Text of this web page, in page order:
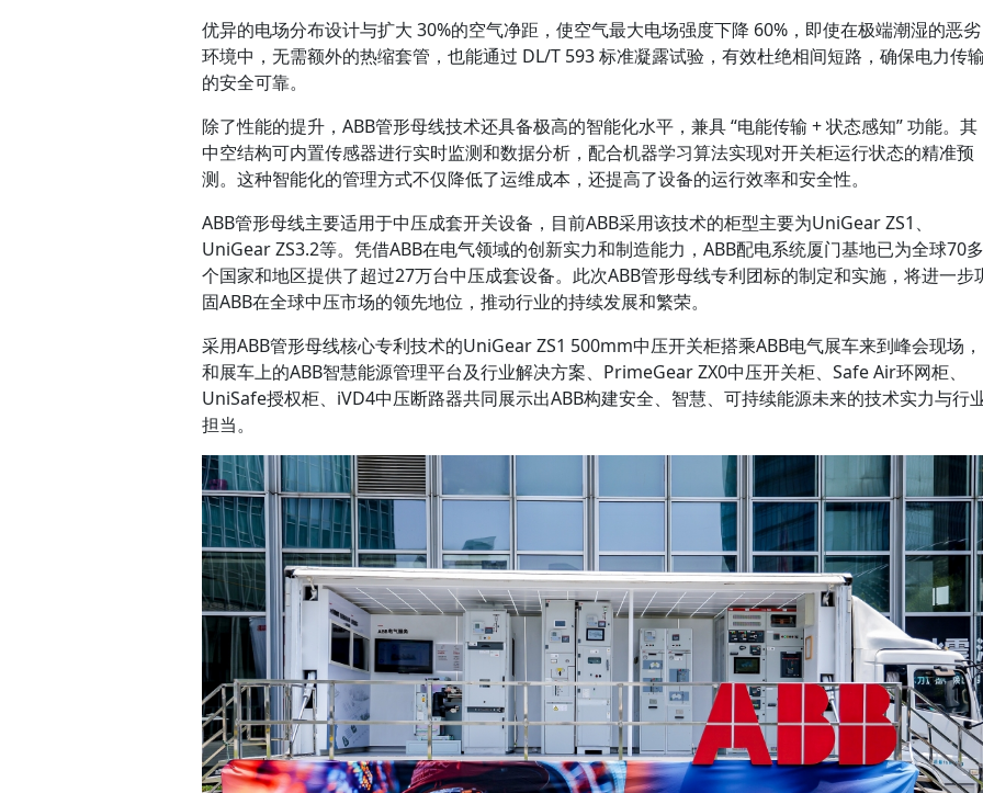
优异的电场分布设计与扩大 30%的空气净距，使空气最大电场强度下降 60%，即使在极端潮湿的恶劣
环境中，无需额外的热缩套管，也能通过 DL/T 593 标准凝露试验，有效杜绝相间短路，确保电力传
的安全可靠。
除了性能的提升，ABB管形母线技术还具备极高的智能化水平，兼具 “电能传输 + 状态感知” 功能。其
中空结构可内置传感器进行实时监测和数据分析，配合机器学习算法实现对开关柜运行状态的精准预
测。这种智能化的管理方式不仅降低了运维成本，还提高了设备的运行效率和安全性。
ABB管形母线主要适用于中压成套开关设备，目前ABB采用该技术的柜型主要为UniGear ZS1、
UniGear ZS3.2等。凭借ABB在电气领域的创新实力和制造能力，ABB配电系统厦门基地已为全球70多
个国家和地区提供了超过27万台中压成套设备。此次ABB管形母线专利团标的制定和实施，将进一步
固ABB在全球中压市场的领先地位，推动行业的持续发展和繁荣。
采用ABB管形母线核心专利技术的UniGear ZS1 500mm中压开关柜搭乘ABB电气展车来到峰会现场，
和展车上的ABB智慧能源管理平台及行业解决方案、PrimeGear ZX0中压开关柜、Safe Air环网柜、
UniSafe授权柜、iVD4中压断路器共同展示出ABB构建安全、智慧、可持续能源未来的技术实力与行
担当。